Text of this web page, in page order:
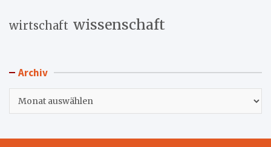
wirtschaft wissenschaft
Archiv